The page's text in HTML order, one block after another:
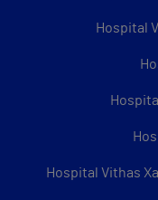
Hospital
Hospital Vithas